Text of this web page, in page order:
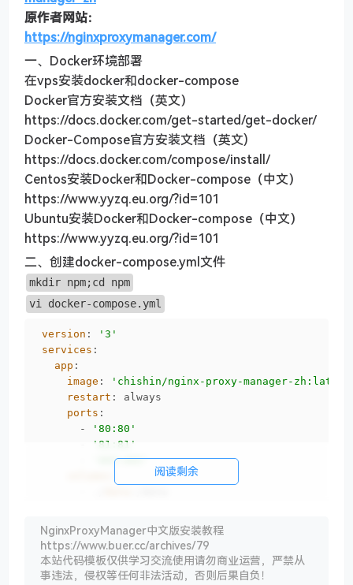
原作者网站：
https://nginxproxymanager.com/
一、Docker环境部署
在vps安装docker和docker-compose
Docker官方安装文档（英文）
https://docs.docker.com/get-started/get-docker/
Docker-Compose官方安装文档（英文)
https://docs.docker.com/compose/install/
Centos安装Docker和Docker-compose（中文）
https://www.yyzq.eu.org/?id=101
Ubuntu安装Docker和Docker-compose（中文）
https://www.yyzq.eu.org/?id=101
二、创建docker-compose.yml文件
mkdir npm;cd npm
vi docker-compose.yml
version :
'3'
services :
app :
image :
'chishin/nginx-proxy-manager-
restart : always
ports :
      -
'80:80'
'81:81'
'443:443'
三、部署运行
docker-compose up -d
四、登录web管理页面
阅读剩余
NginxProxyManager中文版安装教程
https://www.buer.cc/archives/79
本站代码模板仅供学习交流使用请勿商业运营，严禁从
事违法，侵权等任何非法活动，否则后果自负！